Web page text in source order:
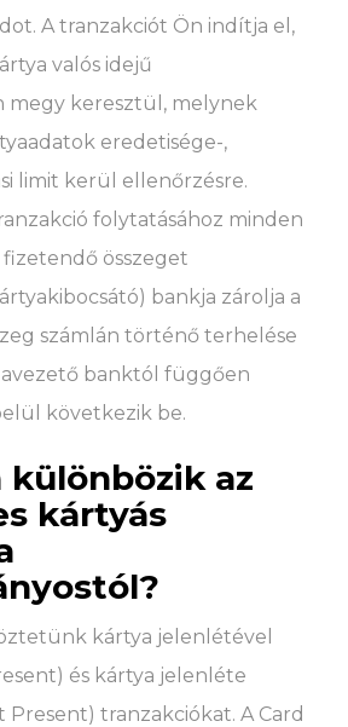
A tranzakciót Ön indítja el,
valós idejű
megy keresztül, melynek
eredetisége-,
limit kerül ellenőrzésre.
folytatásához minden
összeget
bankja zárolja a
számlán történő terhelése
banktól függően
következik be.
különbözik az
kártyás
kártya jelenlétével
és kártya jelenléte
Present) tranzakciókat. A Card